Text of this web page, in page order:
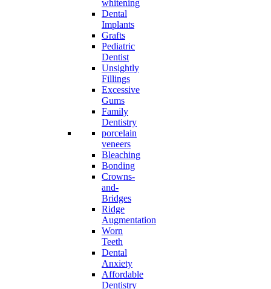
whitening
Dental
Implants
Grafts
Pediatric
Dentist
Unsightly
Fillings
Excessive
Gums
Family
Dentistry
porcelain
veneers
Bleaching
Bonding
Crowns-
and-
Bridges
Ridge
Augmentation
Worn
Teeth
Dental
Anxiety
Affordable
Dentistry